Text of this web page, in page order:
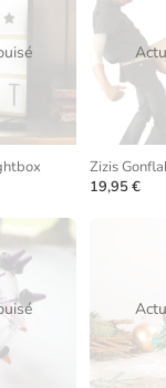
Zizis
19,95 €